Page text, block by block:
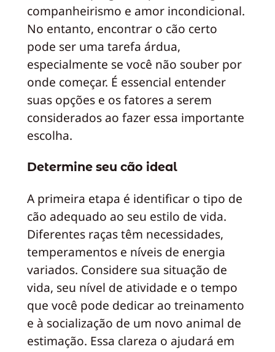
companheirismo e amor incondicional.
No entanto, encontrar o cão certo
pode ser uma tarefa árdua,
especialmente se você não souber por
onde começar. É essencial entender
suas opções e os fatores a serem
considerados ao fazer essa importante
escolha.
Determine seu cão ideal
A primeira etapa é identificar o tipo de
cão adequado ao seu estilo de vida.
Diferentes raças têm necessidades,
temperamentos e níveis de energia
variados. Considere sua situação de
vida, seu nível de atividade e o tempo
que você pode dedicar ao treinamento
e à socialização de um novo animal de
estimação. Essa clareza o ajudará em